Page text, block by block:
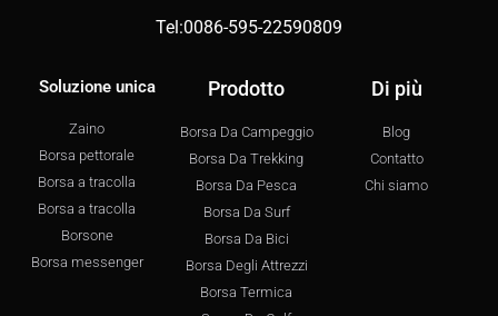
Tel:0086-595-22590809
Soluzione unica
Zaino
Borsa pettorale
Borsa a tracolla
Borsa a tracolla
Borsone
Borsa messenger
Prodotto
Borsa Da Campeggio
Borsa Da Trekking
Borsa Da Pesca
Borsa Da Surf
Borsa Da Bici
Borsa Degli Attrezzi
Borsa Termica
Di più
Blog
Contatto
Chi siamo